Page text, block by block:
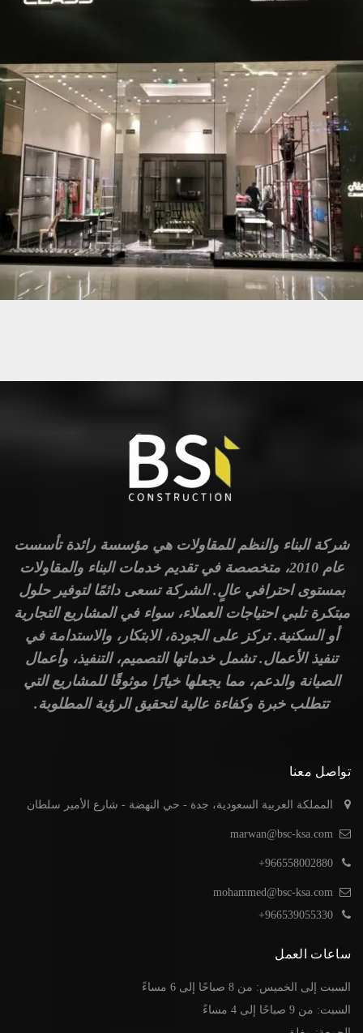
شركة البناء والنظم للمقاولات هي مؤسسة رائدة تأسست
عام 2010، متخصصة في تقديم خدمات البناء والمقاولات
بمستوى احترافي عالٍ. الشركة تسعى دائمًا لتوفير حلول
مبتكرة تلبي احتياجات العملاء، سواء في المشاريع التجارية
أو السكنية. تركز على الجودة، الابتكار، والاستدامة في
تنفيذ الأعمال. تشمل خدماتها التصميم، التنفيذ، وأعمال
الصيانة والدعم، مما يجعلها خيارًا موثوقًا للمشاريع التي
تتطلب خبرة وكفاءة عالية لتحقيق الرؤية المطلوبة.
تواصل معنا
المملكة العربية السعودية، جدة - حي النهضة - شارع الأمير سلطان
marwan@bsc-ksa.com
966558002880+
mohammed@bsc-ksa.com
966539055330+
ساعات العمل
السبت إلى الخميس: من 8 صباحًا إلى 6 مساءً
السبت: من 9 صباحًا إلى 4 مساءً